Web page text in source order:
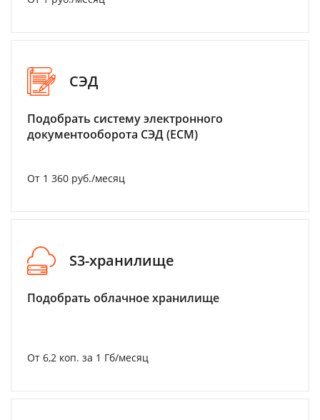
СЭД
Подобрать систему электронного
документооборота СЭД (ECM)
От 1 360 руб./месяц
S3-хранилище
Подобрать облачное хранилище
От 6,2 коп. за 1 Гб/месяц